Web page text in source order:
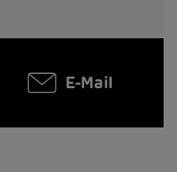
E-Mail